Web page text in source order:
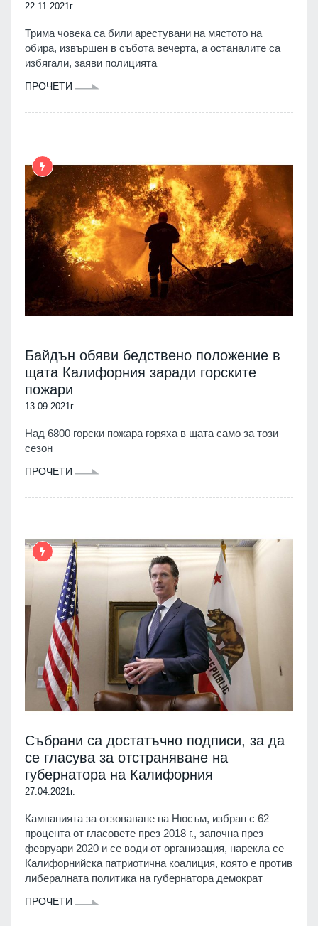
22.11.2021г.
Трима човека са били арестувани на мястото на
обира, извършен в събота вечерта, а останалите са
избягали, заяви полицията
ПРОЧЕТИ
Байдън обяви бедствено положение в
щата Калифорния заради горските
пожари
13.09.2021г.
Над 6800 горски пожара горяха в щата само за този
сезон
ПРОЧЕТИ
Събрани са достатъчно подписи, за да
се гласува за отстраняване на
губернатора на Калифорния
27.04.2021г.
Кампанията за отзоваване на Нюсъм, избран с 62
процента от гласовете през 2018 г., започна през
февруари 2020 и се води от организация, нарекла се
Калифорнийска патриотична коалиция, която е против
либералната политика на губернатора демократ
ПРОЧЕТИ